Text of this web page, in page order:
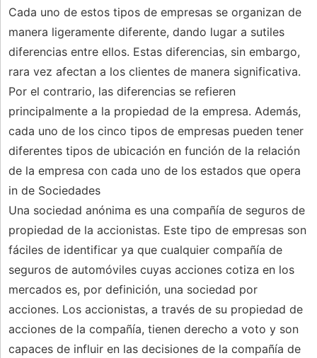
Cada uno de estos tipos de empresas se organizan de
manera ligeramente diferente, dando lugar a sutiles
diferencias entre ellos. Estas diferencias, sin embargo,
rara vez afectan a los clientes de manera significativa.
Por el contrario, las diferencias se refieren
principalmente a la propiedad de la empresa. Además,
cada uno de los cinco tipos de empresas pueden tener
diferentes tipos de ubicación en función de la relación
de la empresa con cada uno de los estados que opera
in de Sociedades
Una sociedad anónima es una compañía de seguros de
propiedad de la accionistas. Este tipo de empresas son
fáciles de identificar ya que cualquier compañía de
seguros de automóviles cuyas acciones cotiza en los
mercados es, por definición, una sociedad por
acciones. Los accionistas, a través de su propiedad de
acciones de la compañía, tienen derecho a voto y son
capaces de influir en las decisiones de la compañía de